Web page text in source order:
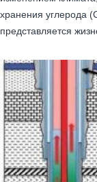
хранения углерода
представляется